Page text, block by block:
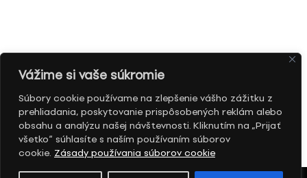
Vážime si vaše súkromie
Súbory cookie používame na zlepšenie vášho zážitku z
prehliadania, poskytovanie prispôsobených reklám alebo
obsahu a analýzu našej návštevnosti. Kliknutím na „Prijať
všetko“ súhlasíte s naším používaním súborov
cookie. Zásady používania súborov cookie